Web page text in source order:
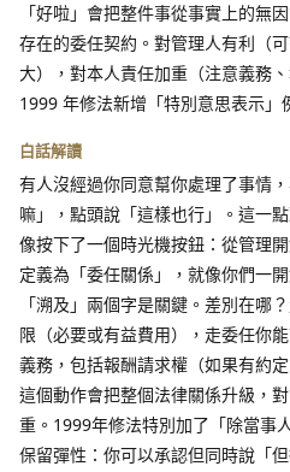
「好啦」會把整件事從事實上的無
存在的委任契約。對管理人有利（
大），對本人責任加重（注意義務
1999 年修法新增「特別意思表示」
白話解讀
有人沒經過你同意幫你處理了事情
嘛」，點頭說「這樣也行」。這一
像按下了一個時光機按鈕：從管理
定義為「委任關係」，就像你們一
「溯及」兩個字是關鍵。差別在哪
限（必要或有益費用），走委任你
義務，包括報酬請求權（如果有約
這個動作會把整個法律關係升級，
重。1999年修法特別加了「除當事
保留彈性：你可以承認但同時說「